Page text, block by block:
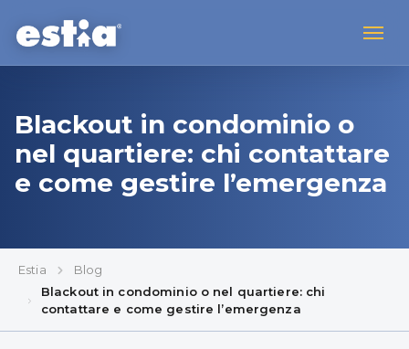
Blackout in condominio o
nel quartiere: chi contattare
e come gestire l’emergenza
Estia
Blog
Blackout in condominio o nel quartiere: chi
contattare e come gestire l’emergenza